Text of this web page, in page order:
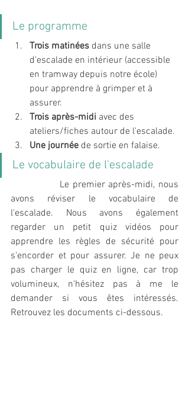
Le programme
Trois matinées dans une salle
d'escalade en intérieur (accessible
en tramway depuis notre école)
pour apprendre à grimper et à
assurer.
Trois après-midi avec des
ateliers/fiches autour de l'escalade.
Une journée de sortie en falaise.
Le vocabulaire de l'escalade
Le premier après-midi, nous
avons réviser le vocabulaire de
l'escalade. Nous avons également
regarder un petit quiz vidéos pour
apprendre les règles de sécurité pour
s'encorder et pour assurer. Je ne peux
pas charger le quiz en ligne, car trop
volumineux, n'hésitez pas à me le
demander si vous êtes intéressés.
Retrouvez les documents ci-dessous.